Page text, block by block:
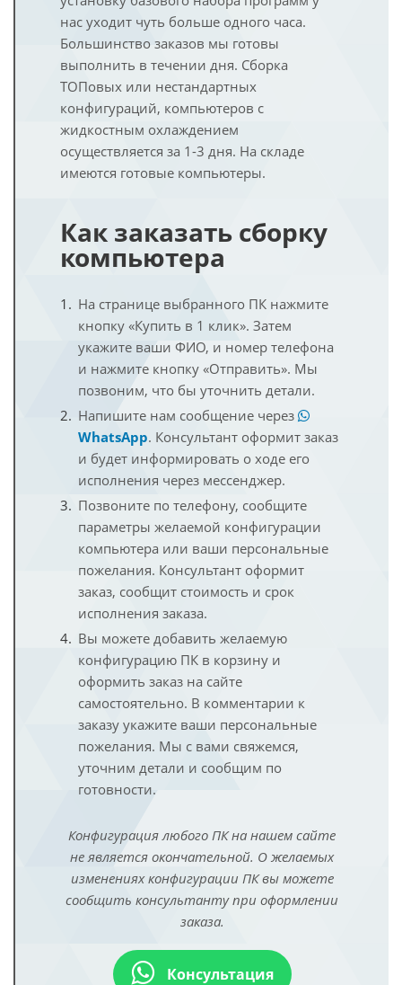
нас уходит чуть больше одного часа.
Большинство заказов мы готовы
выполнить в течении дня. Сборка
ТОПовых или нестандартных
конфигураций, компьютеров с
жидкостным охлаждением
осуществляется за 1-3 дня. На складе
имеются готовые компьютеры.
Как заказать сборку
компьютера
На странице выбранного ПК нажмите
кнопку «Купить в 1 клик». Затем
укажите ваши ФИО, и номер телефона
и нажмите кнопку «Отправить». Мы
позвоним, что бы уточнить детали.
Напишите нам сообщение через
WhatsApp. Консультант оформит заказ
и будет информировать о ходе его
исполнения через мессенджер.
Позвоните по телефону, сообщите
параметры желаемой конфигурации
компьютера или ваши персональные
пожелания. Консультант оформит
заказ, сообщит стоимость и срок
исполнения заказа.
Вы можете добавить желаемую
конфигурацию ПК в корзину и
оформить заказ на сайте
самостоятельно. В комментарии к
заказу укажите ваши персональные
пожелания. Мы с вами свяжемся,
уточним детали и сообщим по
готовности.
Конфигурация любого ПК на нашем сайте
не является окончательной. О желаемых
изменениях конфигурации ПК вы можете
сообщить консультанту при оформлении
заказа.
Консультация